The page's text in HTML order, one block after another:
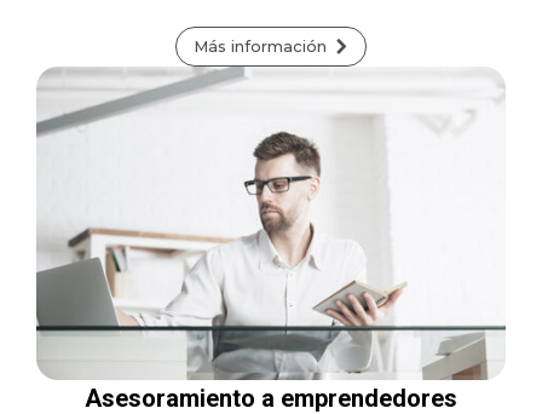
Más información
Asesoramiento a emprendedores